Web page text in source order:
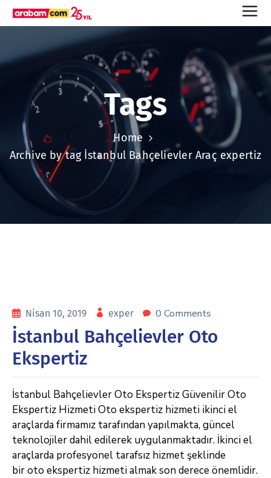
Tags
Home
Archive by tag İstanbul Bahçelievler Araç expertiz
Nisan 10, 2019 exper 0 Comments
İstanbul Bahçelievler Oto
Ekspertiz
İstanbul Bahçelievler Oto Ekspertiz Güvenilir Oto
Ekspertiz Hizmeti Oto ekspertiz hizmeti ikinci el
araçlarda firmamız tarafından yapılmakta, güncel
teknolojiler dahil edilerek uygulanmaktadır. İkinci el
araçlarda profesyonel tarafsız hizmet şeklinde
bir oto ekspertiz hizmeti almak son derece önemlidir.